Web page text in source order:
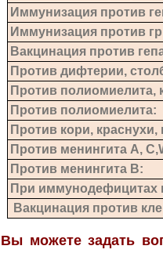
Иммунизация против
Иммунизация против
Вакцинация против
Против дифтерии,
Против полиомиелита,
Против полиомиелита:
Против кори, краснухи,
Против менингита А,
Против менингита В:
При иммунодефицитах
Вакцинация против
Вы можете задать